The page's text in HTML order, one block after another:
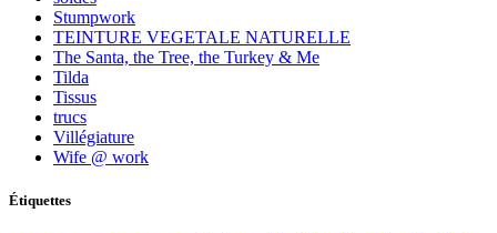
Stumpwork
TEINTURE VEGETALE NATURELLE
The Santa, the Tree, the Turkey & Me
Tilda
Tissus
trucs
Villégiature
Wife @ work
Étiquettes